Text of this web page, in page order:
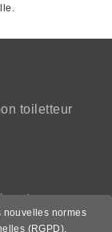
toiletteur
nouvelles normes
(RGPD),